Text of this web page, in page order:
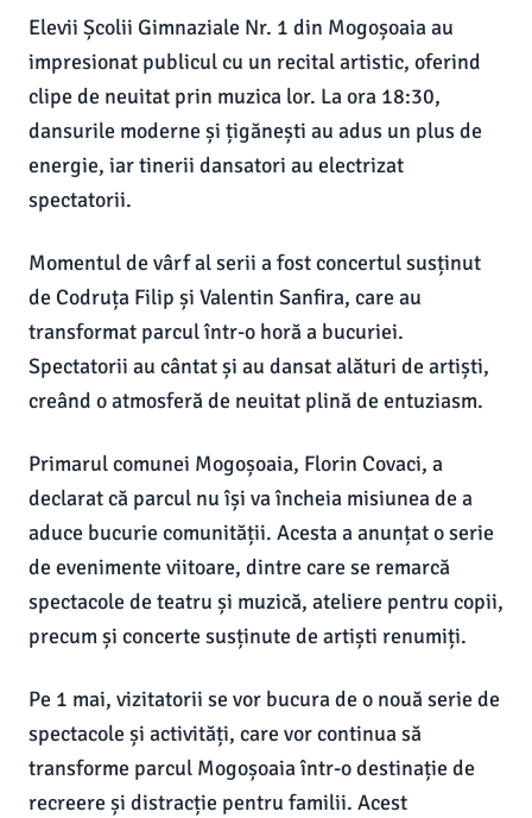
Elevii Școlii Gimnaziale Nr. 1 din Mogoșoaia au
impresionat publicul cu un recital artistic, oferind
clipe de neuitat prin muzica lor. La ora 18:30,
dansurile moderne și țigănești au adus un plus de
energie, iar tinerii dansatori au electrizat
spectatorii.
Momentul de vârf al serii a fost concertul susținut
de Codruța Filip și Valentin Sanfira, care au
transformat parcul într-o horă a bucuriei.
Spectatorii au cântat și au dansat alături de artiști,
creând o atmosferă de neuitat plină de entuziasm.
Primarul comunei Mogoșoaia, Florin Covaci, a
declarat că parcul nu își va încheia misiunea de a
aduce bucurie comunității. Acesta a anunțat o serie
de evenimente viitoare, dintre care se remarcă
spectacole de teatru și muzică, ateliere pentru copii,
precum și concerte susținute de artiști renumiți.
Pe 1 mai, vizitatorii se vor bucura de o nouă serie de
spectacole și activități, care vor continua să
transforme parcul Mogoșoaia într-o destinație de
recreere și distracție pentru familii. Acest